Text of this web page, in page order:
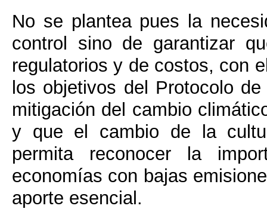
No se plantea pues la
control sino de garantizar
regulatorios y de costos, con
los objetivos del Protocolo
mitigación del cambio
y que el cambio de la
permita reconocer la
economías con bajas
aporte esencial.